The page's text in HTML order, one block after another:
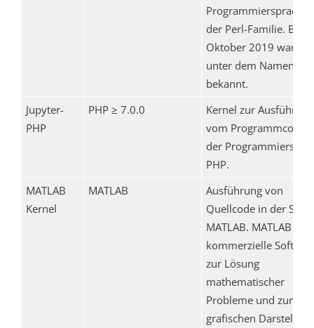
Programmiersprache
der Perl-Familie. Bis
Oktober 2019 war sie
unter dem Namen
bekannt.
Jupyter-
PHP
PHP ≥ 7.0.0
Kernel zur Ausführung
vom Programmcode
der
PHP.
MATLAB
Kernel
MATLAB
Ausführung von
Quellcode in der
MATLAB. MATLAB ist
kommerzielle
zur Lösung
mathematischer
Probleme und zur
grafischen Darstellung